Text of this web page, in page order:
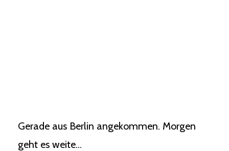
Gerade aus Berlin angekommen. Morgen
geht es weite...